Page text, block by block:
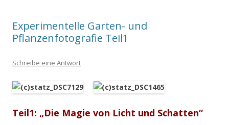
Experimentelle Garten- und
Pflanzenfotografie Teil1
Schreibe eine Antwort
Teil1: „Die Magie von Licht und Schatten“